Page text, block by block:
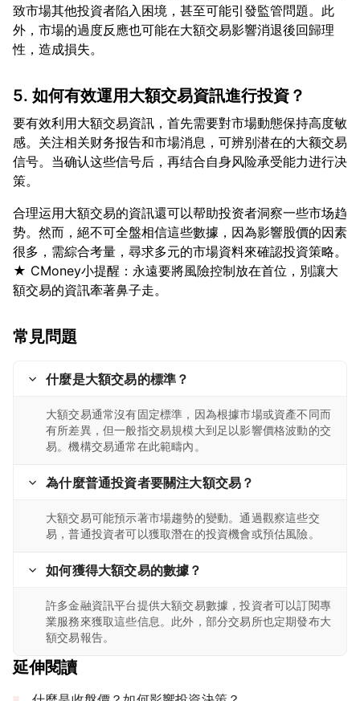
致市場其他投資者陷入困境，甚至可能引發監管問題。此
外，市場的過度反應也可能在大額交易影響消退後回歸理
5. 如何有效運用大額交易資訊進行投資？
要有效利用大額交易資訊，首先需要對市場動態保持高度敏
感。关注相关财务报告和市場消息，可辨别潜在的大额交易
信号。当确认这些信号后，再结合自身风险承受能力进行决
合理运用大額交易的資訊還可以帮助投资者洞察一些市场趋
势。然而，絕不可全盤相信這些數據，因為影響股價的因素
很多，需綜合考量，尋求多元的市場資料來確認投資策略。
★ CMoney小提醒：永遠要將風險控制放在首位，別讓大
常見問題
什麼是大額交易的標準？
大額交易通常沒有固定標準，因為根據市場或資產不同而
有所差異，但一般指交易規模大到足以影響價格波動的交
易。機構交易通常在此範疇內。
為什麼普通投資者要關注大額交易？
大額交易可能預示著市場趨勢的變動。通過觀察這些交
易，普通投資者可以獲取潛在的投資機會或預估風險。
如何獲得大額交易的數據？
許多金融資訊平台提供大額交易數據，投資者可以訂閱專
業服務來獲取這些信息。此外，部分交易所也定期發布大
額交易報告。
延伸閱讀